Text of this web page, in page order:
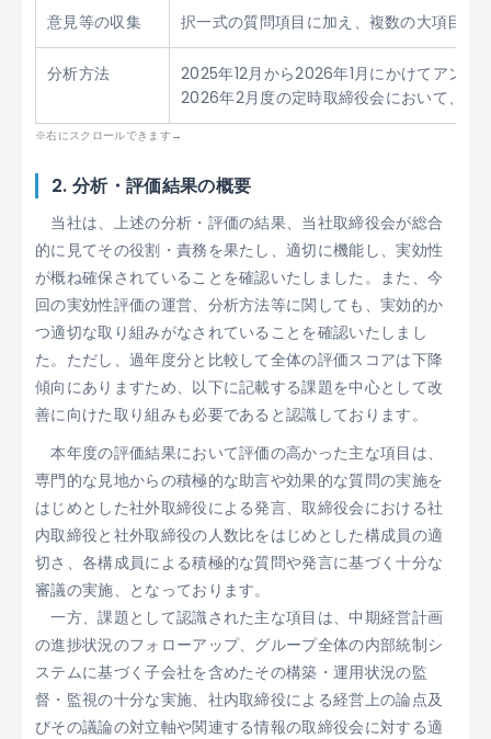
意見等の収集 択一式の質問項目に加え、複数の大項目及
分析方法
2025年12月から2026年1月にかけてアン
2026年2月度の定時取締役会において、集
2. 分析・評価結果の概要
当社は、上述の分析・評価の結果、当社取締役会が総合
的に見てその役割・責務を果たし、適切に機能し、実効性
が概ね確保されていることを確認いたしました。また、今
回の実効性評価の運営、分析方法等に関しても、実効的か
つ適切な取り組みがなされていることを確認いたしまし
た。ただし、過年度分と比較して全体の評価スコアは下降
傾向にありますため、以下に記載する課題を中心として改
善に向けた取り組みも必要であると認識しております。
本年度の評価結果において評価の高かった主な項目は、
専門的な見地からの積極的な助言や効果的な質問の実施を
はじめとした社外取締役による発言、取締役会における社
内取締役と社外取締役の人数比をはじめとした構成員の適
切さ、各構成員による積極的な質問や発言に基づく十分な
審議の実施、となっております。
一方、課題として認識された主な項目は、中期経営計画
の進捗状況のフォローアップ、グループ全体の内部統制シ
ステムに基づく子会社を含めたその構築・運用状況の監
督・監視の十分な実施、社内取締役による経営上の論点及
びその議論の対立軸や関連する情報の取締役会に対する適